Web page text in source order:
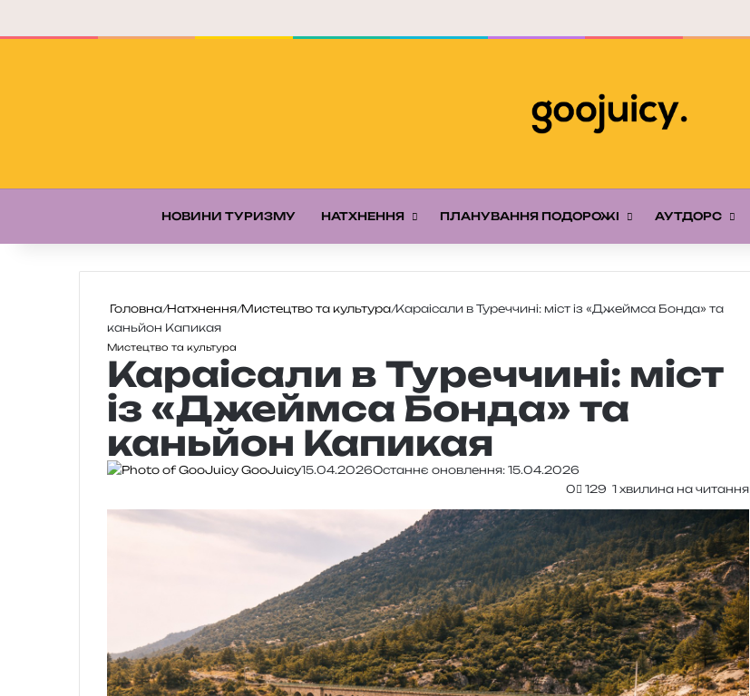
НОВИНИ ТУРИЗМУ НАТХНЕННЯ ПЛАНУВАННЯ ПОДОРОЖІ АУТДОРС
Головна/Натхнення/Мистецтво та культура/Караісали в Туреччині: міст із «Джеймса Бонда» та
каньйон Капикая
Мистецтво та культура
Караісали в Туреччині: міст
із «Джеймса Бонда» та
каньйон Капикая
GooJuicy15.04.2026Останнє оновлення: 15.04.2026
0
129 1 хвилина на читання